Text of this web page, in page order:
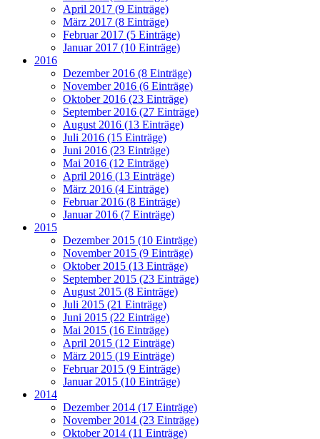
April 2017 (9 Einträge)
März 2017 (8 Einträge)
Februar 2017 (5 Einträge)
Januar 2017 (10 Einträge)
2016
Dezember 2016 (8 Einträge)
November 2016 (6 Einträge)
Oktober 2016 (23 Einträge)
September 2016 (27 Einträge)
August 2016 (13 Einträge)
Juli 2016 (15 Einträge)
Juni 2016 (23 Einträge)
Mai 2016 (12 Einträge)
April 2016 (13 Einträge)
März 2016 (4 Einträge)
Februar 2016 (8 Einträge)
Januar 2016 (7 Einträge)
2015
Dezember 2015 (10 Einträge)
November 2015 (9 Einträge)
Oktober 2015 (13 Einträge)
September 2015 (23 Einträge)
August 2015 (8 Einträge)
Juli 2015 (21 Einträge)
Juni 2015 (22 Einträge)
Mai 2015 (16 Einträge)
April 2015 (12 Einträge)
März 2015 (19 Einträge)
Februar 2015 (9 Einträge)
Januar 2015 (10 Einträge)
2014
Dezember 2014 (17 Einträge)
November 2014 (23 Einträge)
Oktober 2014 (11 Einträge)